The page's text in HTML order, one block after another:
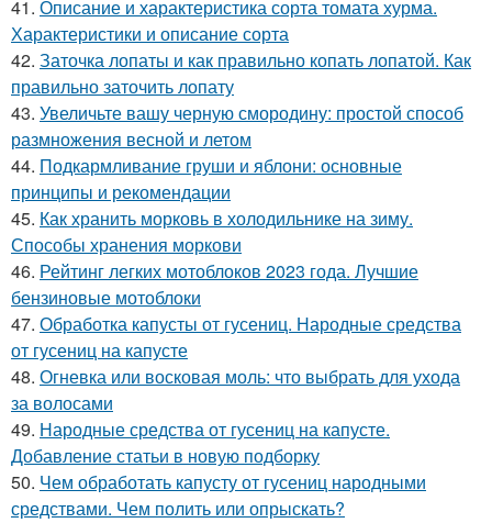
41. Описание и характеристика сорта томата хурма.
Характеристики и описание сорта
42. Заточка лопаты и как правильно копать лопатой. Как
правильно заточить лопату
43. Увеличьте вашу черную смородину: простой способ
размножения весной и летом
44. Подкармливание груши и яблони: основные
принципы и рекомендации
45. Как хранить морковь в холодильнике на зиму.
Способы хранения моркови
46. Рейтинг легких мотоблоков 2023 года. Лучшие
бензиновые мотоблоки
47. Обработка капусты от гусениц. Народные средства
от гусениц на капусте
48. Огневка или восковая моль: что выбрать для ухода
за волосами
49. Народные средства от гусениц на капусте.
Добавление статьи в новую подборку
50. Чем обработать капусту от гусениц народными
средствами. Чем полить или опрыскать?